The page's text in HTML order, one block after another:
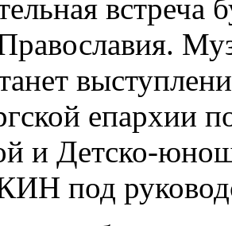
встреча
епархии
и Детско-
под